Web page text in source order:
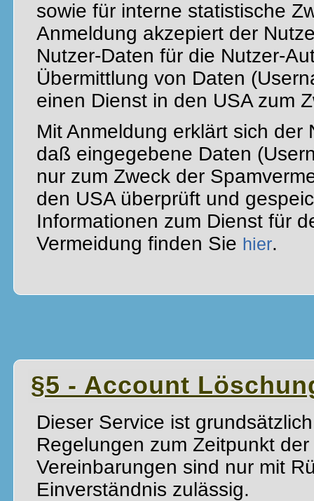
sowie für interne statistische
Anmeldung akzepiert der
Nutzer-Daten für die Nutzer-
Übermittlung von Daten
einen Dienst in den USA zum
Mit Anmeldung erklärt sich
daß eingegebene Daten
nur zum Zweck der
den USA überprüft und
Informationen zum Dienst für
Vermeidung finden Sie hier.
§5 - Account
Dieser Service ist
Regelungen zum Zeitpunkt
Vereinbarungen sind nur mit
Einverständnis zulässig.